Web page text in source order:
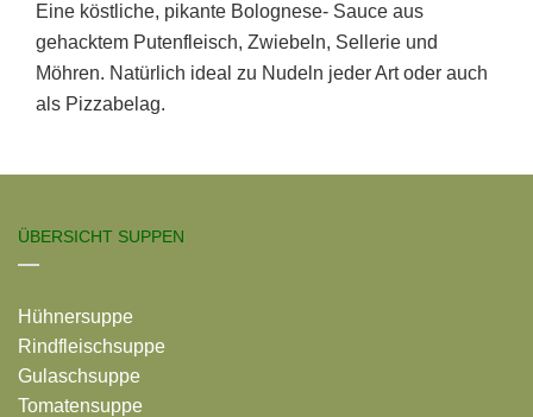
Eine köstliche, pikante Bolognese- Sauce aus
gehacktem Putenfleisch, Zwiebeln, Sellerie und
Möhren. Natürlich ideal zu Nudeln jeder Art oder auch
als Pizzabelag.
ÜBERSICHT SUPPEN
Hühnersuppe
Rindfleischsuppe
Gulaschsuppe
Tomatensuppe